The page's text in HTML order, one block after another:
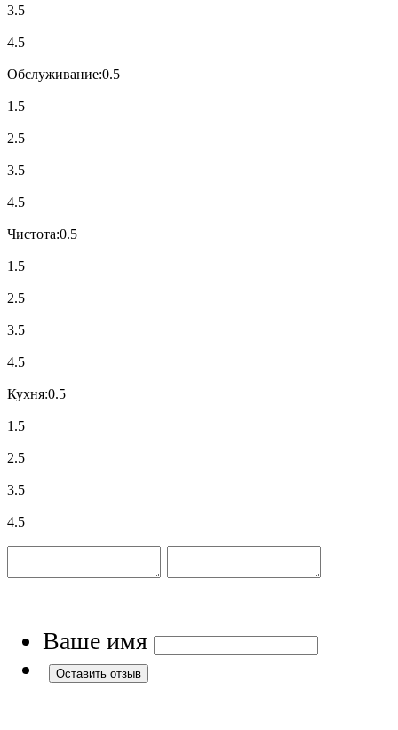
3.5
4.5
Обслуживание:0.5
1.5
2.5
3.5
4.5
Чистота:0.5
1.5
2.5
3.5
4.5
Кухня:0.5
1.5
2.5
3.5
4.5
Ваше имя